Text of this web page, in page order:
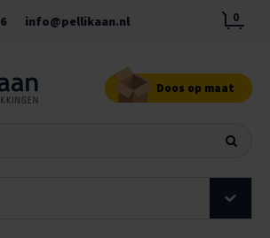
info@pellikaan.nl 0
Doos op maat